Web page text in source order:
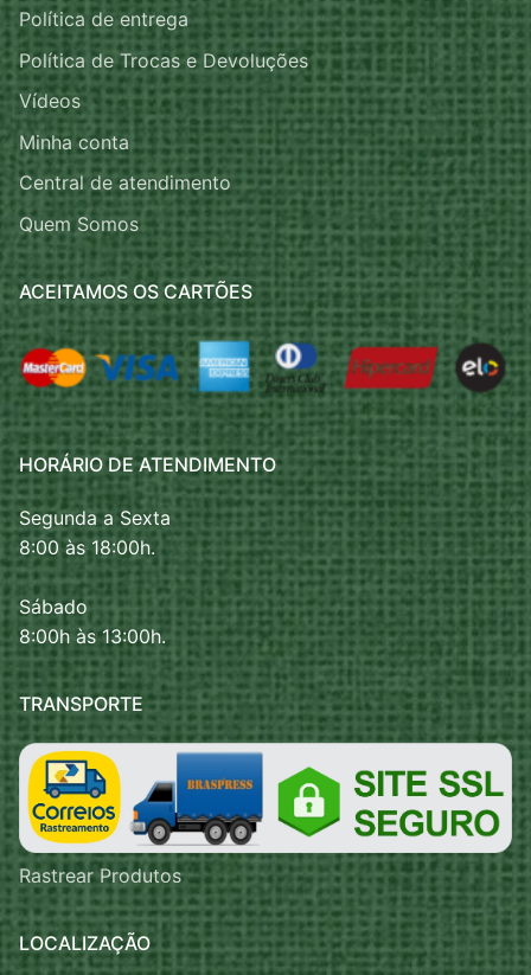
Política de entrega
Política de Trocas e Devoluções
Vídeos
Minha conta
Central de atendimento
Quem Somos
ACEITAMOS OS CARTÕES
HORÁRIO DE ATENDIMENTO
Segunda a Sexta
8:00 às 18:00h.
Sábado
8:00h às 13:00h.
TRANSPORTE
Rastrear Produtos
LOCALIZAÇÃO